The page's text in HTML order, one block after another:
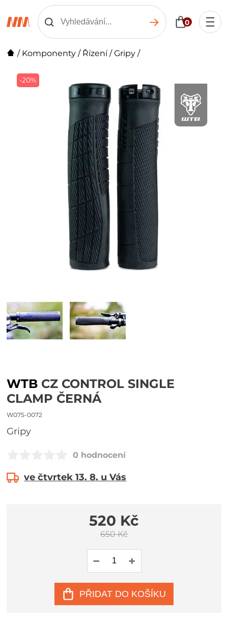
0
/ Komponenty / Řízení/Gripy /
-20%
WTB CZ CONTROL SINGLE
CLAMP ČERNÁ
W075-0072
gripy
0 hodnocení
ve čtvrtek 13. 8. u Vás
520 Kč
650 Kč
PŘIDAT DO KOŠÍKU